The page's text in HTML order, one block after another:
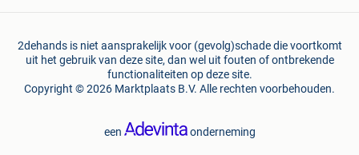
2dehands is niet aansprakelijk voor (gevolg)schade die voortkomt
uit het gebruik van deze site, dan wel uit fouten of ontbrekende
functionaliteiten op deze site.
Copyright © 2026 Marktplaats B.V. Alle rechten voorbehouden.
een onderneming